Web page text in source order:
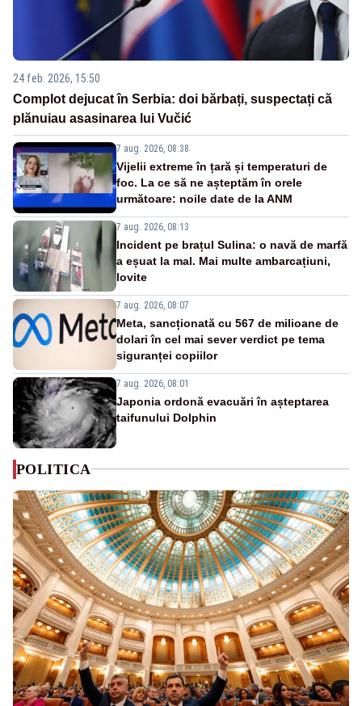
24 feb. 2026, 15:50
Complot dejucat în Serbia: doi bărbați, suspectați că
plănuiau asasinarea lui Vučić
7 aug. 2026, 08:38
Vijelii extreme în țară și temperaturi de
foc. La ce să ne așteptăm în orele
următoare: noile date de la ANM
7 aug. 2026, 08:13
Incident pe brațul Sulina: o navă de marfă
a eșuat la mal. Mai multe ambarcațiuni,
lovite
7 aug. 2026, 08:07
Meta, sancționată cu 567 de milioane de
dolari în cel mai sever verdict pe tema
siguranței copiilor
7 aug. 2026, 08:01
Japonia ordonă evacuări în așteptarea
taifunului Dolphin
POLITICA